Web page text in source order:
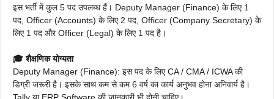
इस भर्ती में कुल 5 पद उपलब्ध हैं। Deputy Manager (Finance) के लिए 1
पद, Officer (Accounts) के लिए 2 पद, Officer (Company Secretary) के
लिए 1 पद और Officer (Legal) के लिए 1 पद है।
🎓 शैक्षणिक योग्यता
Deputy Manager (Finance): इस पद के लिए CA / CMA / ICWA की
डिग्री जरूरी है। इसके साथ कम से कम 6 वर्ष का कार्य अनुभव होना अनिवार्य है।